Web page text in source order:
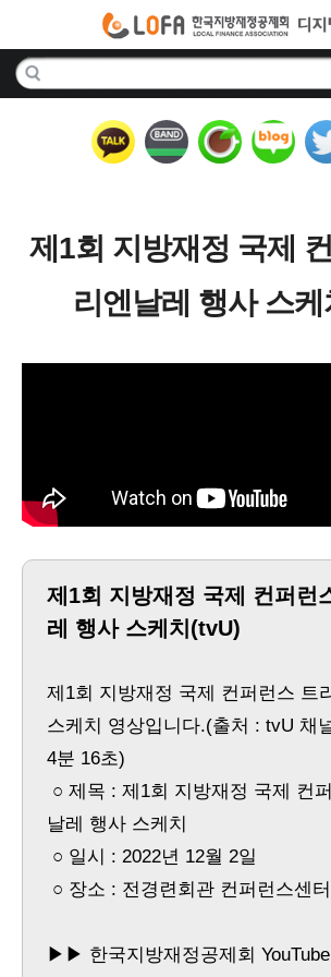
제1회 지방재정 국제
리엔날레 행사 스
제1회 지방재정 국제 컨퍼런
레 행사 스케치(tvU)
제1회 지방재정 국제 컨퍼런스 트
스케치 영상입니다.(출처 : tvU 채
4분 16초)
○ 제목 : 제1회 지방재정 국제 컨
날레 행사 스케치
○ 일시 : 2022년 12월 2일
○ 장소 : 전경련회관 컨퍼런스센터
▶▶ 한국지방재정공제회